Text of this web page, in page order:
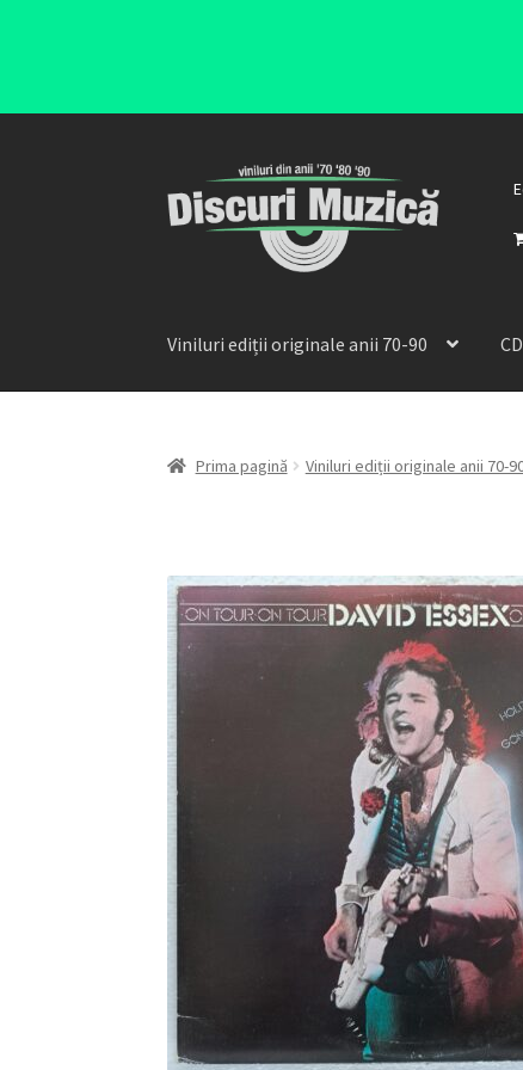
Viniluri ediții originale anii 70-90
Prima pagină Viniluri ediții originale anii 70-